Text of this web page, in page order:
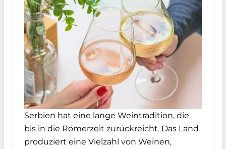
Serbien hat eine lange Weintradition, die
bis in die Römerzeit zurückreicht. Das Land
produziert eine Vielzahl von Weinen,